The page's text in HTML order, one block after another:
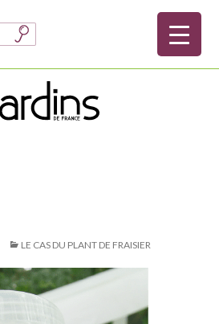
LE CAS DU PLANT DE FRAISIER